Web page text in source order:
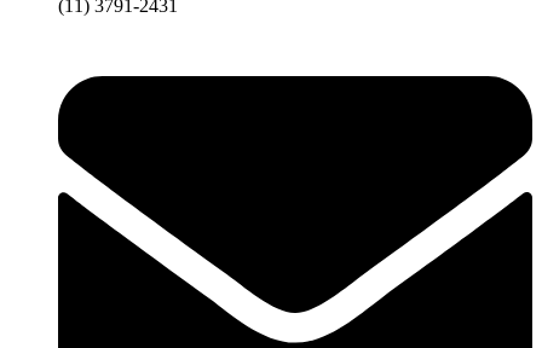
(11) 3791-2431